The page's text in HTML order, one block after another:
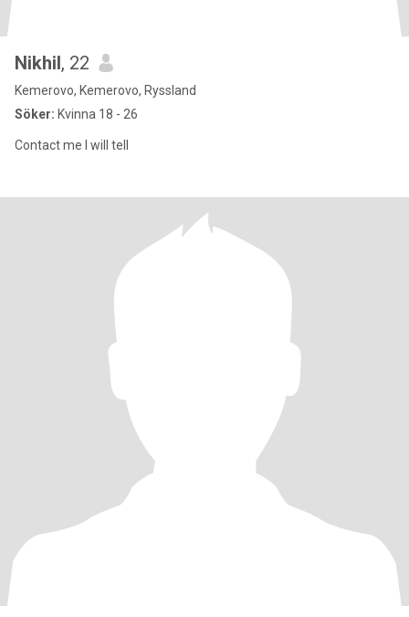
Nikhil, 22
Kemerovo, Kemerovo, Ryssland
Söker: Kvinna 18 - 26
Contact me I will tell